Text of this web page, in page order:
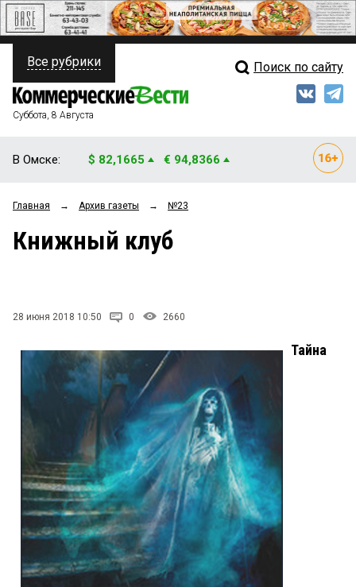
ПОЛИТИКА
ФИНАНСЫ
ОБЩЕСТВО
ЗАКОН
ПРОИСШЕСТВИЯ
СТИЛЬ ЖИЗНИ
Свежий выпуск
Все рубрики Поиск по сайту
Суббота, 8 Августа
В Омске: $ 82,1665 € 94,8366
Главная → Архив газеты → №23
Книжный клуб
28 июня 2018 10:50 0 2660
Тайна